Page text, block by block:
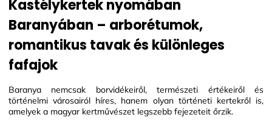
Kastélykertek nyomában
Baranyában – arborétumok,
romantikus tavak és különleges
fafajok
Baranya nemcsak borvidékeiről, természeti értékeiről és
történelmi városairól híres, hanem olyan történeti kertekről is,
amelyek a magyar kertművészet legszebb fejezeteit őrzik.